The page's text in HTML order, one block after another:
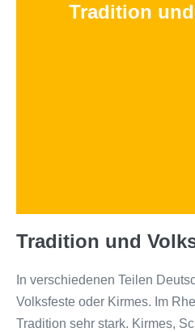
Tradition
Tradition und
In verschiedenen Teilen
Volksfeste oder Kirmes. Im
Tradition sehr stark. Kirmes,